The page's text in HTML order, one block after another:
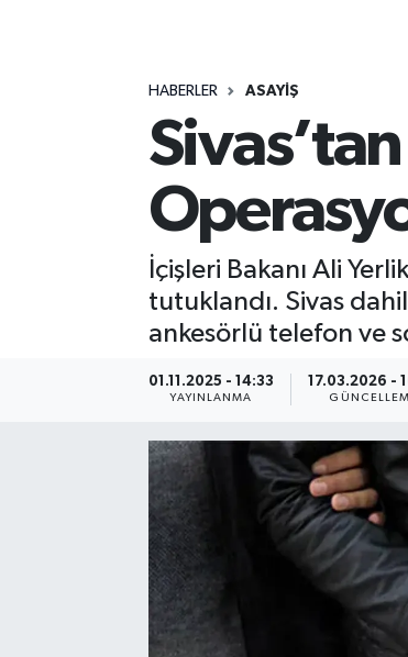
HABERLER ASAYİŞ
İçişleri Bakanı Ali
tutuklandı. Sivas
ankesörlü telefon ve
01.11.2025 - 14:33
YAYINLANMA
17.03.2026 -
ÖZEL HABER
RESMİ İLANLAR
SOSYAL YARDIMLAR
SPONSORLU YAZI
TEKNOLOJİ